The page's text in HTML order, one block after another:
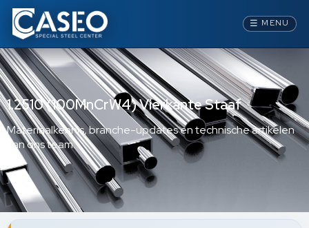
☰ MENU
1.2510 (100MnCrW4) Vierkante Staaf
Materiaalkennis, branche-updates en technische artikelen
van ons team.